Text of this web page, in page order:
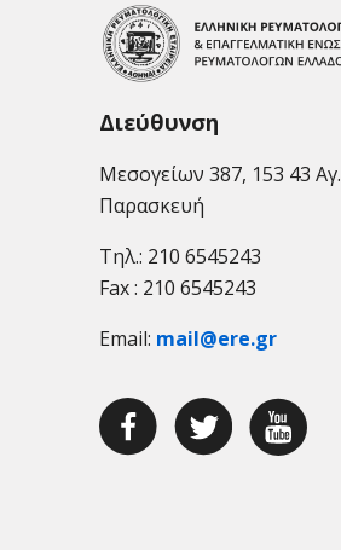
Διεύθυνση
Μεσογείων 387, 153 43 Αγ.
Παρασκευή
Τηλ.: 210 6545243
Fax : 210 6545243
Email: mail@ere.gr